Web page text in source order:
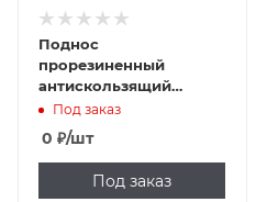
Поднос
прорезиненный
антискользящий
NORMA C2821
Под заказ
0 ₽/шт
Под заказ